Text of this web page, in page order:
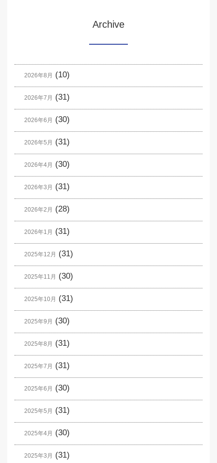
Archive
2026年8月 (10)
2026年7月 (31)
2026年6月 (30)
2026年5月 (31)
2026年4月 (30)
2026年3月 (31)
2026年2月 (28)
2026年1月 (31)
2025年12月 (31)
2025年11月 (30)
2025年10月 (31)
2025年9月 (30)
2025年8月 (31)
2025年7月 (31)
2025年6月 (30)
2025年5月 (31)
2025年4月 (30)
2025年3月 (31)